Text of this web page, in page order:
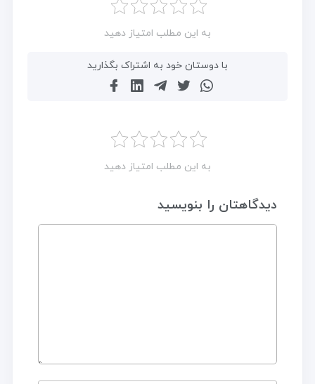
به این مطلب امتیاز دهید
با دوستان خود به اشتراک بگذارید
به این مطلب امتیاز دهید
دیدگاهتان را بنویسید